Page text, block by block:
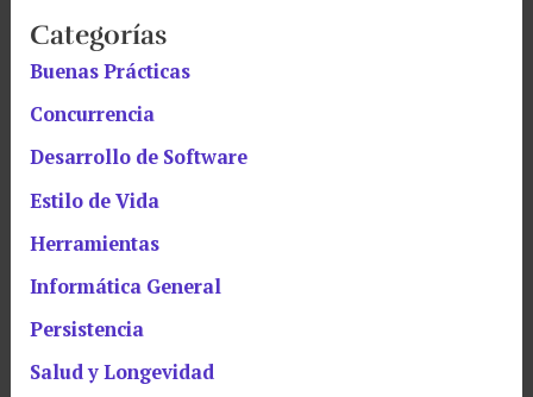
Categorías
Buenas Prácticas
Concurrencia
Desarrollo de Software
Estilo de Vida
Herramientas
Informática General
Persistencia
Salud y Longevidad